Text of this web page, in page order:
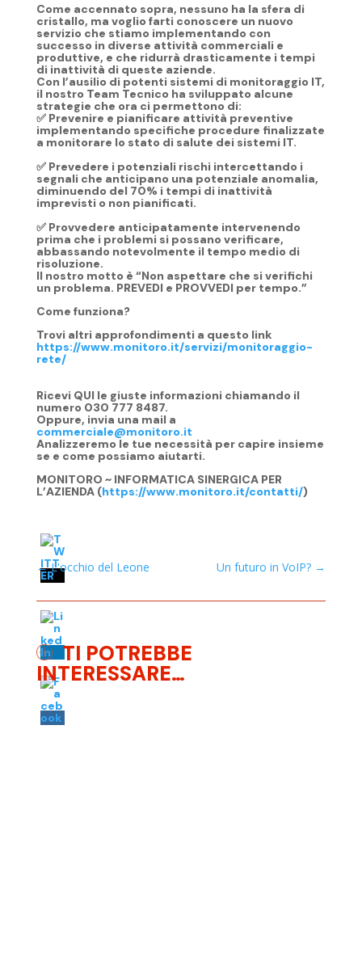
Come accennato sopra, nessuno ha la sfera di
cristallo, ma voglio farti conoscere un nuovo
servizio che stiamo implementando con
successo in diverse attività commerciali e
produttive, e che ridurrà drasticamente i tempi
di inattività di queste aziende.
Con l’ausilio di potenti sistemi di monitoraggio IT,
il nostro Team Tecnico ha sviluppato alcune
strategie che ora ci permettono di:
✅ Prevenire e pianificare attività preventive
implementando specifiche procedure finalizzate
a monitorare lo stato di salute dei sistemi IT.
✅ Prevedere i potenziali rischi intercettando i
segnali che anticipano una potenziale anomalia,
diminuendo del 70% i tempi di inattività
imprevisti o non pianificati.
✅ Provvedere anticipatamente intervenendo
prima che i problemi si possano verificare,
abbassando notevolmente il tempo medio di
risoluzione.
Il nostro motto è “Non aspettare che si verifichi
un problema. PREVEDI e PROVVEDI per tempo.”
Come funziona?
Trovi altri approfondimenti a questo link
https://www.monitoro.it/servizi/monitoraggio-
rete/
Ricevi QUI le giuste informazioni chiamando il
numero 030 777 8487.
Oppure, invia una mail a
commerciale@monitoro.it
Analizzeremo le tue necessità per capire insieme
se e come possiamo aiutarti.
MONITORO ~ INFORMATICA SINERGICA PER
L’AZIENDA (https://www.monitoro.it/contatti/)
←L'occhio del Leone Un futuro in VoIP? →
TI POTREBBE
INTERESSARE…